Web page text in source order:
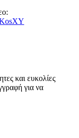
και ευκολίες
για να